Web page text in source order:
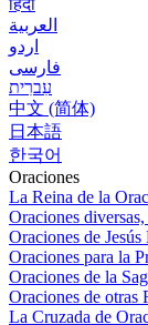
العربية
اردو
فارسی
עִברִית
中文 (简体)
日本語
한국어
Oraciones
La Reina de la
Oraciones
Oraciones de
Oraciones para la
Oraciones de la
Oraciones de otras
La Cruzada de